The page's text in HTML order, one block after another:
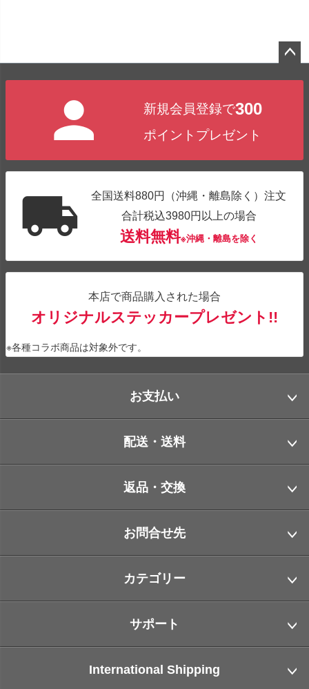
新規会員登録で300
ポイントプレゼント
全国送料880円（沖縄・離島除く）注文
合計税込3980円以上の場合
送料無料※沖縄・離島を除く
本店で商品購入された場合
オリジナルステッカープレゼント!!
※各種コラボ商品は対象外です。
お支払い
配送・送料
返品・交換
お問合せ先
カテゴリー
サポート
International Shipping